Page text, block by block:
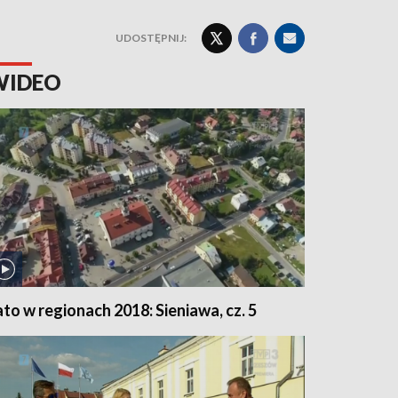
UDOSTĘPNIJ:
w regionach 2018: Sieniawa, cz. 5